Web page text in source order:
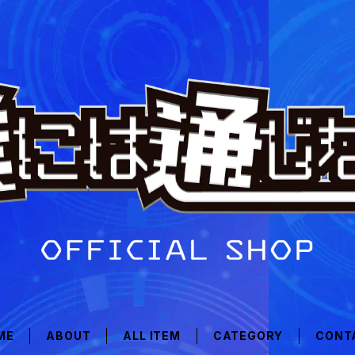
ABOUT ALL ITEM CATEGORY